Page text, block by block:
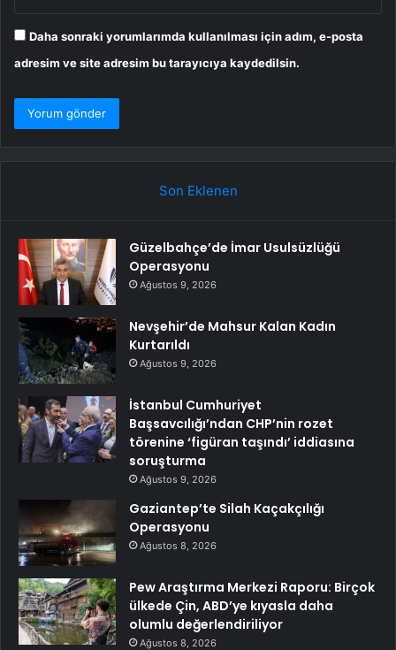
Daha sonraki yorumlarımda kullanılması için adım, e-posta
adresim ve site adresim bu tarayıcıya kaydedilsin.
Son Eklenen
Güzelbahçe’de İmar Usulsüzlüğü
Operasyonu
Ağustos 9, 2026
Nevşehir’de Mahsur Kalan Kadın
Kurtarıldı
Ağustos 9, 2026
İstanbul Cumhuriyet
Başsavcılığı’ndan CHP’nin rozet
törenine ‘figüran taşındı’ iddiasına
soruşturma
Ağustos 9, 2026
Gaziantep’te Silah Kaçakçılığı
Operasyonu
Ağustos 8, 2026
Pew Araştırma Merkezi Raporu: Birçok
ülkede Çin, ABD’ye kıyasla daha
olumlu değerlendiriliyor
Ağustos 8, 2026